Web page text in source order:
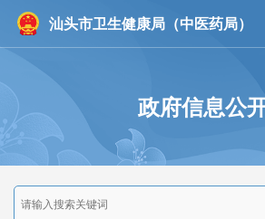
汕头市卫生健康局（中医药局）
政府信息公